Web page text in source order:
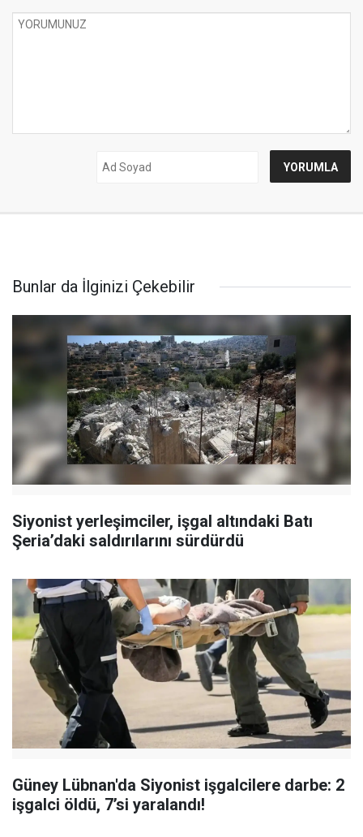
Bunlar da İlginizi Çekebilir
Siyonist yerleşimciler, işgal altındaki Batı
Şeria’daki saldırılarını sürdürdü
Güney Lübnan'da Siyonist işgalcilere darbe: 2
işgalci öldü, 7’si yaralandı!